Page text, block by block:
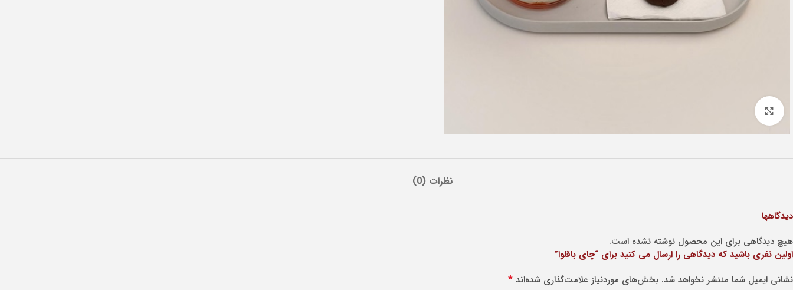
نظرات (0)
دیدگاهها
هیچ دیدگاهی برای این محصول نوشته نشده است.
اولین نفری باشید که دیدگاهی را ارسال می کنید برای “چای باقلوا”
نشانی ایمیل شما منتشر نخواهد شد. بخش‌های موردنیاز علامت‌گذاری شده‌اند *